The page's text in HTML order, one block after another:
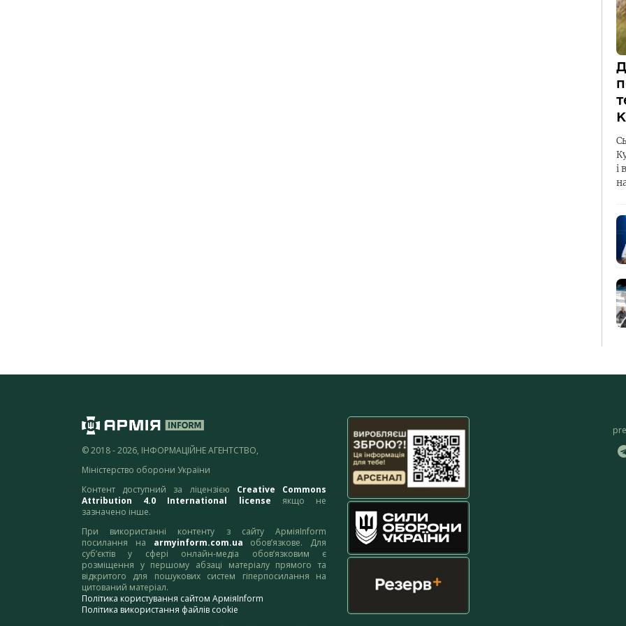
і
© 2018 - 2026, ІНФОРМАЦІЙНЕ АГЕНТСТВО,
Міністерство оборони України
Контент доступний за ліцензією Creative Commons
Attribution 4.0 International license якщо не
зазначено інше.
При використанні контенту з сайту АрміяInform
посилання на armyinform.com.ua обов’язкове. Для
суб’єктів у сфері онлайн-медіа обов’язковим є
розміщення у першому абзаці матеріалу прямого та
відкритого для пошукових систем гіперпосилання на
цитований матеріал.
Політика користування сайтом АрміяInform
Політика використання файлів cookie